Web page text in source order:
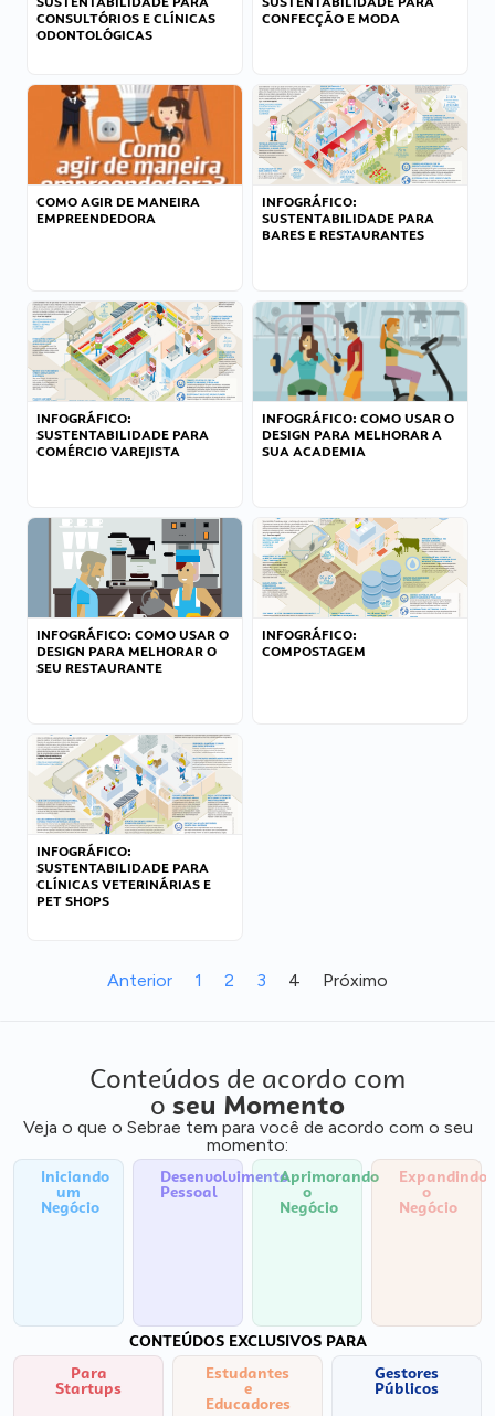
CONSULTÓRIOS E CLÍNICAS
ODONTOLÓGICAS
CONFECÇÃO E MODA
COMO AGIR DE MANEIRA
EMPREENDEDORA
INFOGRÁFICO:
SUSTENTABILIDADE PARA
BARES E RESTAURANTES
INFOGRÁFICO:
SUSTENTABILIDADE PARA
COMÉRCIO VAREJISTA
INFOGRÁFICO: COMO USAR O
DESIGN PARA MELHORAR A
SUA ACADEMIA
INFOGRÁFICO: COMO USAR O
DESIGN PARA MELHORAR O
SEU RESTAURANTE
INFOGRÁFICO:
COMPOSTAGEM
INFOGRÁFICO:
SUSTENTABILIDADE PARA
CLÍNICAS VETERINÁRIAS E
PET SHOPS
Anterior 1 2 3 4 Próximo
Conteúdos de acordo com
o seu Momento
Veja o que o Sebrae tem para você de acordo com o seu
momento:
Iniciando
um
Negócio
Desenvolvimento
Pessoal
Aprimorando
o
Negócio
Expandindo
o
Negócio
CONTEÚDOS EXCLUSIVOS PARA
Para
Startups
Estudantes
e
Educadores
Gestores
Públicos